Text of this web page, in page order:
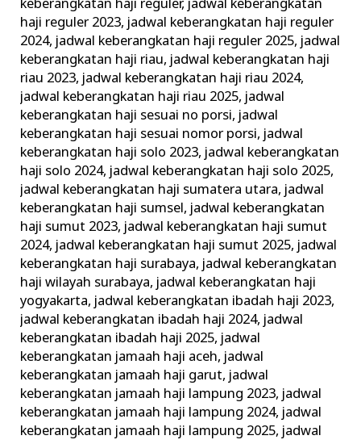
keberangkatan haji reguler, jadwal keberangkatan
haji reguler 2023, jadwal keberangkatan haji reguler
2024, jadwal keberangkatan haji reguler 2025, jadwal
keberangkatan haji riau, jadwal keberangkatan haji
riau 2023, jadwal keberangkatan haji riau 2024,
jadwal keberangkatan haji riau 2025, jadwal
keberangkatan haji sesuai no porsi, jadwal
keberangkatan haji sesuai nomor porsi, jadwal
keberangkatan haji solo 2023, jadwal keberangkatan
haji solo 2024, jadwal keberangkatan haji solo 2025,
jadwal keberangkatan haji sumatera utara, jadwal
keberangkatan haji sumsel, jadwal keberangkatan
haji sumut 2023, jadwal keberangkatan haji sumut
2024, jadwal keberangkatan haji sumut 2025, jadwal
keberangkatan haji surabaya, jadwal keberangkatan
haji wilayah surabaya, jadwal keberangkatan haji
yogyakarta, jadwal keberangkatan ibadah haji 2023,
jadwal keberangkatan ibadah haji 2024, jadwal
keberangkatan ibadah haji 2025, jadwal
keberangkatan jamaah haji aceh, jadwal
keberangkatan jamaah haji garut, jadwal
keberangkatan jamaah haji lampung 2023, jadwal
keberangkatan jamaah haji lampung 2024, jadwal
keberangkatan jamaah haji lampung 2025, jadwal